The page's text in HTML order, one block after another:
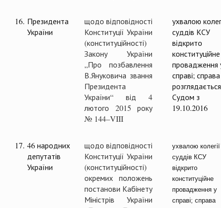
16. Президента
України
щодо відповідності
Конституції України
(конституційності)
Закону України
„Про позбавлення
В.Януковича звання
Президента
України“ від 4
лютого 2015 року
№ 144–VIII
ухвалою
суддів КСУ
відкрито
конституційне
провадження
справі; справа
розглядається
Судом з
19.10.2016
17. 46 народних
депутатів
України
щодо відповідності
Конституції України
(конституційності)
окремих положень
постанови Кабінету
Міністрів України
ухвалою колегії
суддів КСУ
відкрито
конституційне
провадження у
справі; справа